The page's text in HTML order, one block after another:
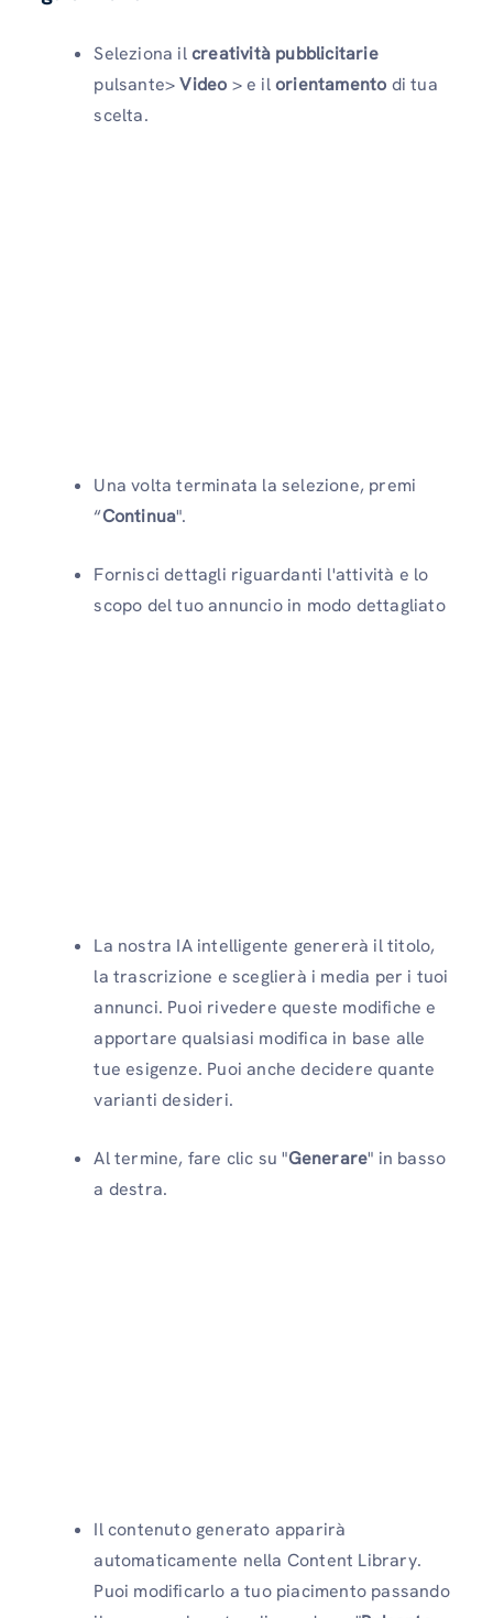
Seleziona ilcreatività pubblicitarie
pulsante>Video > e ilorientamento di tua
scelta.
Una volta terminata la selezione, premi
“Continua".
Fornisci dettagli riguardanti l'attività e lo
scopo del tuo annuncio in modo dettagliato
La nostra IA intelligente genererà il titolo,
la trascrizione e sceglierà i media per i tuoi
annunci. Puoi rivedere queste modifiche e
apportare qualsiasi modifica in base alle
tue esigenze. Puoi anche decidere quante
varianti desideri.
Al termine, fare clic su "Generare" in basso
a destra.
Il contenuto generato apparirà
automaticamente nella Content Library.
Puoi modificarlo a tuo piacimento passando